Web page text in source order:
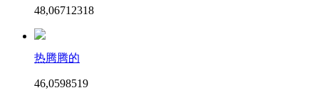
48,06712318
热腾腾的
46,0598519